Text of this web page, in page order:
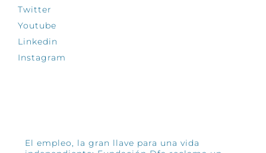
Twitter
Youtube
Linkedin
Instagram
El empleo, la gran llave para una vida